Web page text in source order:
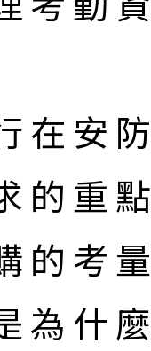
在安
的重
的考
為什